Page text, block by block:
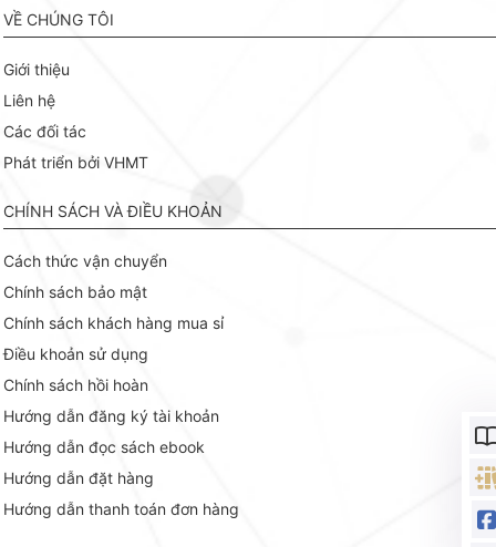
VỀ CHÚNG TÔI
Giới thiệu
Liên hệ
Các đối tác
Phát triển bởi VHMT
CHÍNH SÁCH VÀ ĐIỀU KHOẢN
Cách thức vận chuyển
Chính sách bảo mật
Chính sách khách hàng mua sỉ
Điều khoản sử dụng
Chính sách hồi hoàn
Hướng dẫn đăng ký tài khoản
Hướng dẫn đọc sách ebook
Hướng dẫn đặt hàng
Hướng dẫn thanh toán đơn hàng